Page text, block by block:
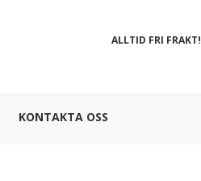
ALLTID FRI FRAKT!
KONTAKTA OSS